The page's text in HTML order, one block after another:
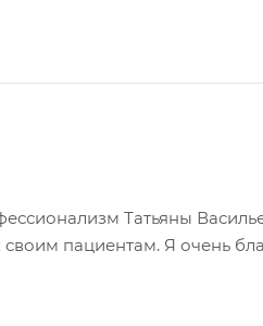
Татьяны
своим пациентам. Я очень